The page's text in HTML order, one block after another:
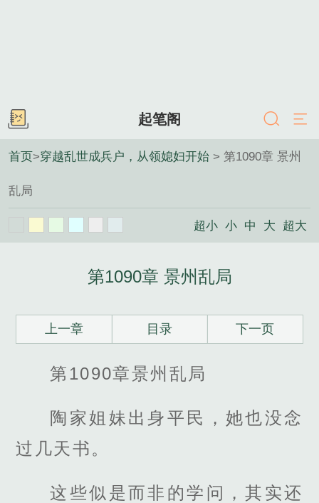
起笔阁
首页>穿越乱世成兵户，从领媳妇开始 > 第1090章 景州
乱局
超小 小 中 大 超大
第1090章 景州乱局
上一章 目录 下一页
第1090章景州乱局
陶家姐妹出身平民，她也没念
过几天书。
这些似是而非的学问，其实还